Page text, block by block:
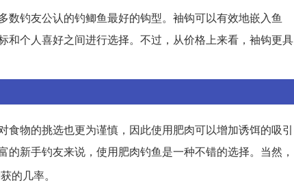
钓友公认的钓鲫鱼最好的钩型。袖钩可以有效地嵌入鱼
个人喜好之间进行选择。不过，从价格上来看，袖钩更具
物的挑选也更为谨慎，因此使用肥肉可以增加诱饵的吸引
新手钓友来说，使用肥肉钓鱼是一种不错的选择。当然，
的几率。